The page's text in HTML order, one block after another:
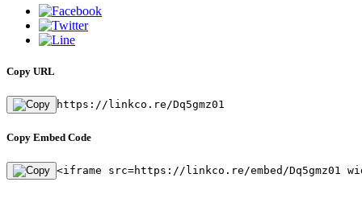
Copy URL
https://linkco.re/Dq5gmz01
Copy Embed Code
<iframe src=https://linkco.re/embed/Dq5gmz01